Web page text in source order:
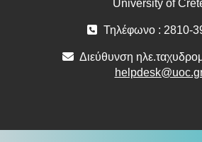
University of
Τηλέφωνο : 2810-
Διεύθυνση